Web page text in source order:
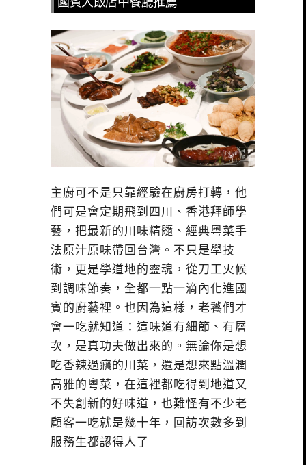
主廚可不是只靠經驗在廚房打轉，他
們可是會定期飛到四川、香港拜師學
藝，把最新的川味精髓、經典粵菜手
法原汁原味帶回台灣。不只是學技
術，更是學道地的靈魂，從刀工火候
到調味節奏，全都一點一滴內化進國
賓的廚藝裡。也因為這樣，老饕們才
會一吃就知道：這味道有細節、有層
次，是真功夫做出來的。無論你是想
吃香辣過癮的川菜，還是想來點溫潤
高雅的粵菜，在這裡都吃得到地道又
不失創新的好味道，也難怪有不少老
顧客一吃就是幾十年，回訪次數多到
服務生都認得人了